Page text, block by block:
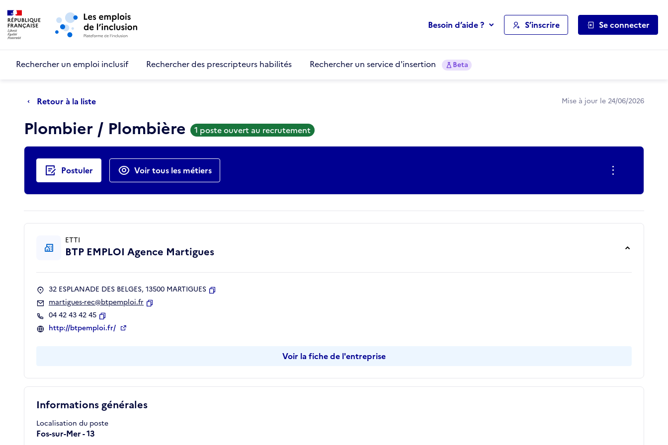
Aller au menu principal
Besoin d’aide ? S’inscrire Se connecter
Rechercher un emploi inclusif Rechercher des prescripteurs habilités Rechercher un service d'insertion Beta
Retour à la liste Mise à jour le 24/06/2026
Plombier / Plombière 1 poste ouvert au recrutement
Actions rapides
Postuler Voir tous les métiers
Informations générales
Localisation du poste
Fos-sur-Mer - 13
ETTI
BTP EMPLOI Agence Martigues
32 ESPLANADE DES BELGES, 13500 MARTIGUES
martigues-rec@btpemploi.fr
04 42 43 42 45
Copier
http://btpemploi.fr/
Voir la fiche de l'entreprise